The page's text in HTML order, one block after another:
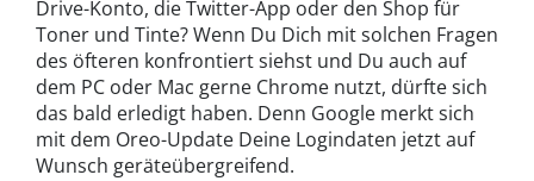
Drive-Konto, die Twitter-App oder den Shop für
Toner und Tinte? Wenn Du Dich mit solchen Fragen
des öfteren konfrontiert siehst und Du auch auf
dem PC oder Mac gerne Chrome nutzt, dürfte sich
das bald erledigt haben. Denn Google merkt sich
mit dem Oreo-Update Deine Logindaten jetzt auf
Wunsch geräteübergreifend.